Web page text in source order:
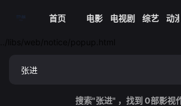
首页 电影 电视剧 综艺 动漫
搜索"张进" ，找到 0部影视